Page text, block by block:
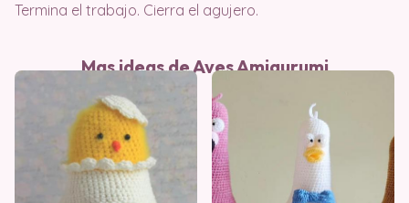
Termina el trabajo. Cierra el agujero.
Mas ideas de Aves Amigurumi